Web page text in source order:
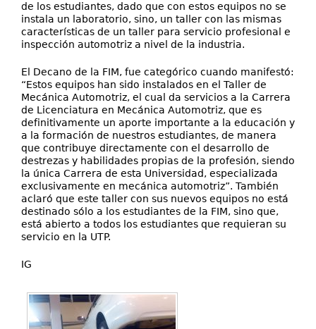
de los estudiantes, dado que con estos equipos no se
instala un laboratorio, sino, un taller con las mismas
características de un taller para servicio profesional e
inspección automotriz a nivel de la industria.
El Decano de la FIM, fue categórico cuando manifestó:
“Estos equipos han sido instalados en el Taller de
Mecánica Automotriz, el cual da servicios a la Carrera
de Licenciatura en Mecánica Automotriz, que es
definitivamente un aporte importante a la educación y
a la formación de nuestros estudiantes, de manera
que contribuye directamente con el desarrollo de
destrezas y habilidades propias de la profesión, siendo
la única Carrera de esta Universidad, especializada
exclusivamente en mecánica automotriz”. También
aclaró que este taller con sus nuevos equipos no está
destinado sólo a los estudiantes de la FIM, sino que,
está abierto a todos los estudiantes que requieran su
servicio en la UTP.
IG